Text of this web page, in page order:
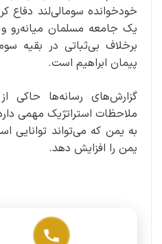
خودخوانده سومالی‌لند دفاع
یک جامعه مسلمان میانه‌رو
برخلاف بی‌ثباتی در بقیه
پیمان ابراهیم است.
گزارش‌های رسانه‌ها حاکی
ملاحظات استراتژیک مهمی
به یمن که می‌تواند توانایی
یمن را افزایش دهد.